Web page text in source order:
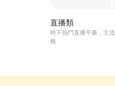
直播類
時下熱門直播平臺，主
務